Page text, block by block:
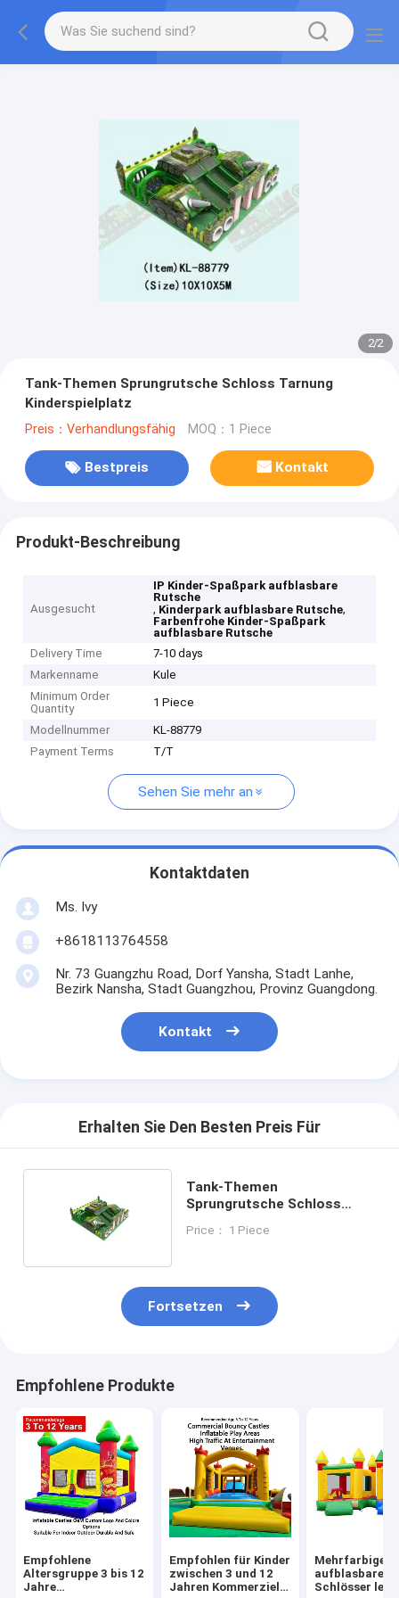
2/2
Tank-Themen Sprungrutsche Schloss Tarnung
Kinderspielplatz
Preis：Verhandlungsfähig MOQ：1 Piece
Bestpreis Kontakt
Produkt-Beschreibung
Ausgesucht
IP Kinder-Spaßpark aufblasbare
Rutsche
, Kinderpark aufblasbare Rutsche,
Farbenfrohe Kinder-Spaßpark
aufblasbare Rutsche
Delivery Time
7-10 days
Markenname
Kule
Minimum Order
Quantity
1 Piece
Modellnummer
KL-88779
Payment Terms
T/T
Sehen Sie mehr an
Kontaktdaten
Ms. Ivy
+8618113764558
Nr. 73 Guangzhu Road, Dorf Yansha, Stadt Lanhe,
Bezirk Nansha, Stadt Guangzhou, Provinz Guangdong.
Kontakt
Erhalten Sie Den Besten Preis Für
Tank-Themen
Sprungrutsche Schloss
Price： 1 Piece
Fortsetzen
Empfohlene Produkte
Empfohlene
Altersgruppe 3 bis 12
Jahre
Empfohlen für Kinder
zwischen 3 und 12
Jahren Kommerzielle
Mehrfarbige
aufblasbare
Schlösser